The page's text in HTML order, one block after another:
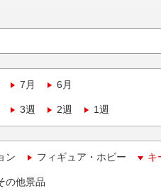
7月 6月
3週 2週 1週
ン フィギュア・ホビー キ
の他景品